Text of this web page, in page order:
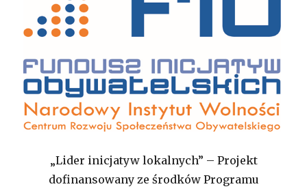
„Lider inicjatyw lokalnych” – Projekt
dofinansowany ze środków Programu